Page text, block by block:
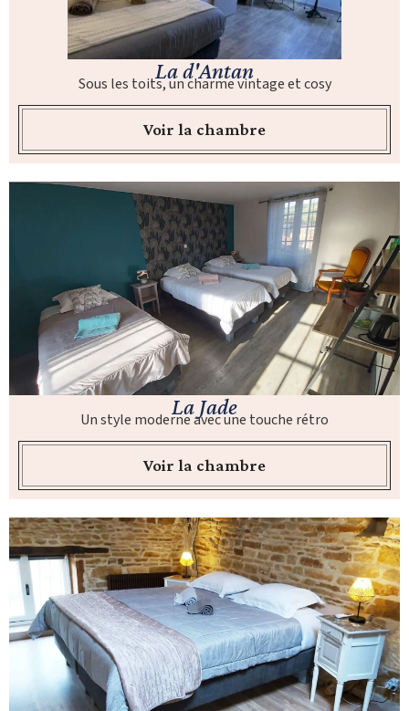
La d'Antan
Sous les toits, un charme vintage et cosy
Voir la chambre
La Jade
Un style moderne avec une touche rétro
Voir la chambre